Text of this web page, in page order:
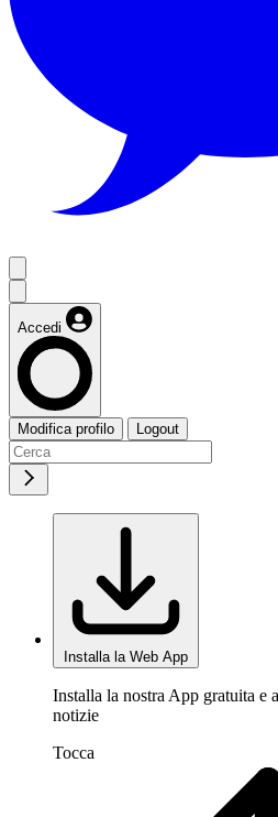
Accedi
Modifica profilo Logout
Installa la Web App
Installa la nostra App gratuita e
notizie
Tocca